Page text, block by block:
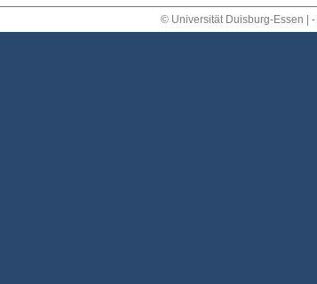
© Universität Duisburg-Essen | -